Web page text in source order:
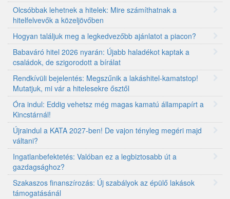
Olcsóbbak lehetnek a hitelek: Mire számíthatnak a
hitelfelvevők a közeljövőben
Hogyan találjuk meg a legkedvezőbb ajánlatot a piacon?
Babaváró hitel 2026 nyarán: Újabb haladékot kaptak a
családok, de szigorodott a bírálat
Rendkívüli bejelentés: Megszűnik a lakáshitel-kamatstop!
Mutatjuk, mi vár a hitelesekre ősztől
Óra indul: Eddig vehetsz még magas kamatú állampapírt a
Kincstárnál!
Újraindul a KATA 2027-ben! De vajon tényleg megéri majd
váltani?
Ingatlanbefektetés: Valóban ez a legbiztosabb út a
gazdagsághoz?
Szakaszos finanszírozás: Új szabályok az épülő lakások
támogatásánál